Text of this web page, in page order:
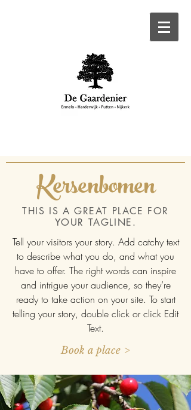
Book a place >
Tell your visitors your story. Add catchy text
to describe what you do, and what you
have to offer. The right words can inspire
and intrigue your audience, so they’re
ready to take action on your site. To start
telling your story, double click or click Edit
Text.
THIS IS A GREAT PLACE FOR
YOUR TAGLINE.
Kersenbomen